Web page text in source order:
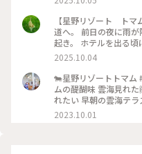
た。 大吉、吉…ではな
く雲の形が気になりそう #ことりっぷ北海道 #秋の装い #
景 #星野リゾート
【星野リゾート トマム 雲海テラ
道へ。 前日の夜に雨が降って、見られるかドキドキしながら早
起き。 ホテルを出る
ラ乗り場に向かいます。 少しずつ明るくなっていく空。 雲が
流れ込んでくる様子も
の出も太陽が隠れるこ
とりっぷ北海道 #こ
ゾート #日の出 #絶
2025.10.04
🐄星野リゾートトマム
ムの醍醐味 雲海見れ
れたい 早朝の雲海テ
で 直通バス&ファスト
さかの4:30発🤣 ・
2023.10.01